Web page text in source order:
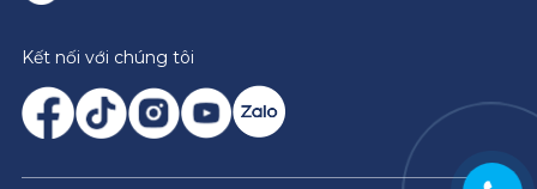
Kết nối với chúng tôi